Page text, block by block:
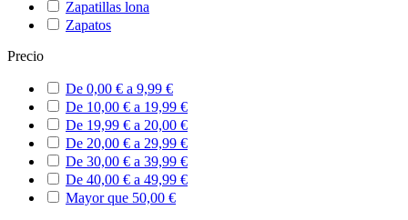
Zapatillas lona
Zapatos
Precio
De 0,00 € a 9,99 €
De 10,00 € a 19,99 €
De 19,99 € a 20,00 €
De 20,00 € a 29,99 €
De 30,00 € a 39,99 €
De 40,00 € a 49,99 €
Mayor que 50,00 €